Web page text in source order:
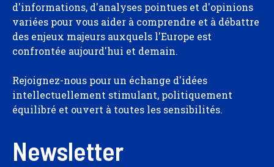
d'informations, d'analyses pointues et d'opinions
variées pour vous aider à comprendre et à débattre
des enjeux majeurs auxquels l'Europe est
confrontée aujourd'hui et demain.
Rejoignez-nous pour un échange d'idées
intellectuellement stimulant, politiquement
équilibré et ouvert à toutes les sensibilités.
Newsletter